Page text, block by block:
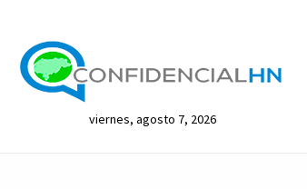
viernes, agosto 7, 2026